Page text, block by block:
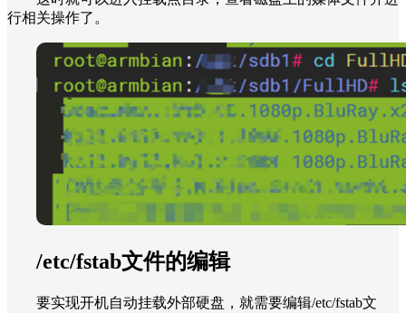
行相关操作了。
/etc/fstab文件的编辑
要实现开机自动挂载外部硬盘，就需要编辑/etc/fstab文